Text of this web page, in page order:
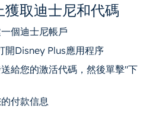
取迪士尼和代碼
個迪士尼帳戶
開Disney Plus應用程序
給您的激活代碼，然後單擊"下
付款信息